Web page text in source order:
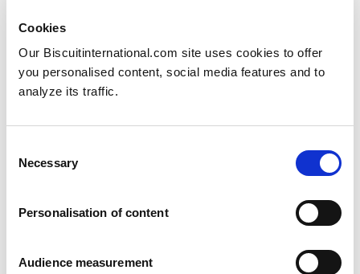
Cookies
Our Biscuitinternational.com site uses cookies to offer
you personalised content, social media features and to
analyze its traffic.
Selection
Necessary
Personalisation of content
Audience measurement